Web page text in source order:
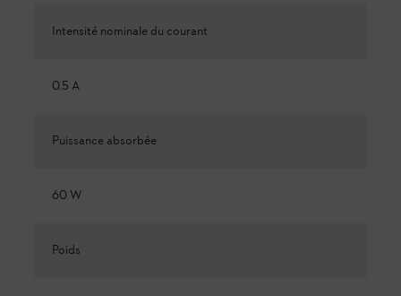
Intensité nominale du courant
0.5 A
Puissance absorbée
60 W
Poids